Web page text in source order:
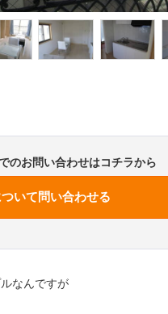
のお問い合わせはコチラから
なんですが